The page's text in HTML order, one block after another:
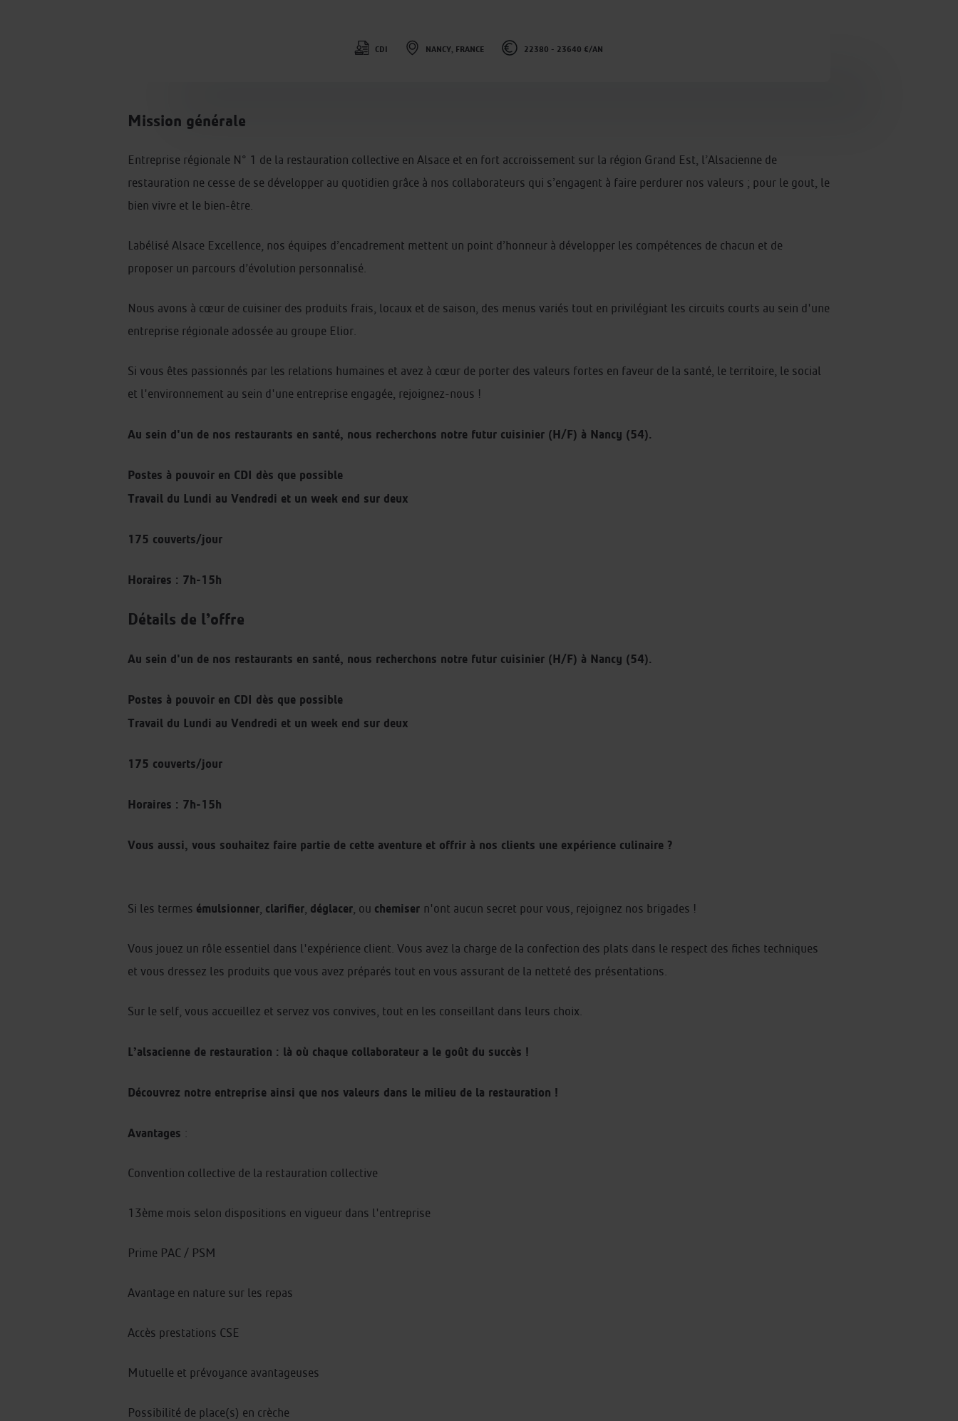
CDI NANCY, FRANCE 22380 - 23640 €/AN
Mission générale
Entreprise régionale N° 1 de la restauration collective en Alsace et en fort accroissement sur la région Grand Est, l’Alsacienne de
restauration ne cesse de se développer au quotidien grâce à nos collaborateurs qui s’engagent à faire perdurer nos valeurs ; pour le gout, le
bien vivre et le bien-être.
Labélisé Alsace Excellence, nos équipes d’encadrement mettent un point d’honneur à développer les compétences de chacun et de
proposer un parcours d’évolution personnalisé.
Nous avons à cœur de cuisiner des produits frais, locaux et de saison, des menus variés tout en privilégiant les circuits courts au sein d'une
entreprise régionale adossée au groupe Elior.
Si vous êtes passionnés par les relations humaines et avez à cœur de porter des valeurs fortes en faveur de la santé, le territoire, le social
et l'environnement au sein d'une entreprise engagée, rejoignez-nous !
Au sein d'un de nos restaurants en santé, nous recherchons notre futur cuisinier (H/F) à Nancy (54).
Postes à pouvoir en CDI dès que possible
Travail du Lundi au Vendredi et un week end sur deux
175 couverts/jour
Horaires : 7h-15h
Détails de l’offre
Au sein d'un de nos restaurants en santé, nous recherchons notre futur cuisinier (H/F) à Nancy (54).
Postes à pouvoir en CDI dès que possible
Travail du Lundi au Vendredi et un week end sur deux
175 couverts/jour
Horaires : 7h-15h
Vous aussi, vous souhaitez faire partie de cette aventure et offrir à nos clients une expérience culinaire ?
Si les termes émulsionner, clarifier, déglacer, ou chemiser n'ont aucun secret pour vous, rejoignez nos brigades !
Vous jouez un rôle essentiel dans l'expérience client. Vous avez la charge de la confection des plats dans le respect des fiches techniques
et vous dressez les produits que vous avez préparés tout en vous assurant de la netteté des présentations.
Sur le self, vous accueillez et servez vos convives, tout en les conseillant dans leurs choix.
L’alsacienne de restauration : là où chaque collaborateur a le goût du succès !
Découvrez notre entreprise ainsi que nos valeurs dans le milieu de la restauration !
Avantages :
Convention collective de la restauration collective
13ème mois selon dispositions en vigueur dans l'entreprise
Prime PAC / PSM
Avantage en nature sur les repas
Accès prestations CSE
Mutuelle et prévoyance avantageuses
Possibilité de place(s) en crèche